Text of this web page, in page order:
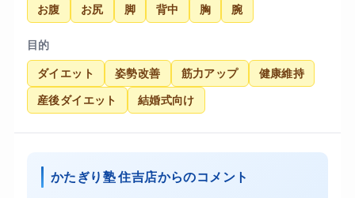
お腹 お尻 脚 背中 胸 腕
目的
ダイエット 姿勢改善 筋力アップ 健康維持
産後ダイエット 結婚式向け
かたぎり塾 住吉店からのコメント